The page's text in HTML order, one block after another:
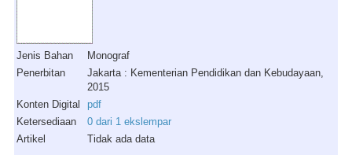
Jenis Bahan
Monograf
Penerbitan
Jakarta : Kementerian Pendidikan dan Kebudayaan,
2015
Konten Digital
pdf
Ketersediaan
0 dari 1 ekslempar
Artikel
Tidak ada data